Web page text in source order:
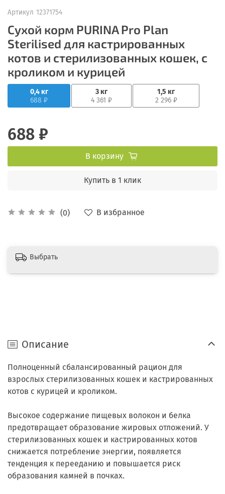
Артикул 12371754
Сухой корм PURINA Pro Plan
Sterilised для кастрированных
котов и стерилизованных кошек, с
кроликом и курицей
(0) В избранное
0,4 кг
688 ₽
3 кг
4 361 ₽
1,5 кг
2 296 ₽
688 ₽
В корзину
Купить в 1 клик
Выбрать
Описание
Полноценный сбалансированный рацион для
взрослых стерилизованных кошек и кастрированных
котов с курицей и кроликом.
Высокое содержание пищевых волокон и белка
предотвращает образование жировых отложений. У
стерилизованных кошек и кастрированных котов
снижается потребление энергии, появляется
тенденция к перееданию и повышается риск
образования камней в почках.